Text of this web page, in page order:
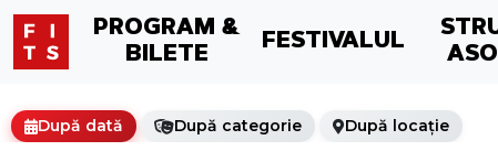
PROGRAM &
BILETE
FESTIVALUL
După dată După categorie După locație